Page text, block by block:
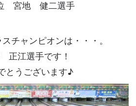
宮地 健二選手
チャンピオンは・・・。
正江選手です！
とうございます♪